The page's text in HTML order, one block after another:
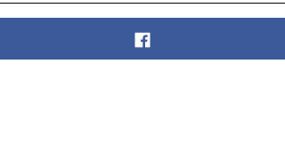
Teléfono